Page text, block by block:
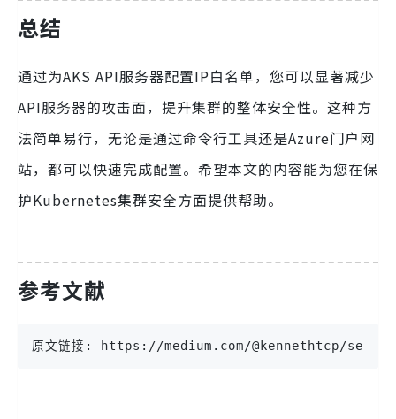
总结
通过为AKS API服务器配置IP白名单，您可以显著减少
API服务器的攻击面，提升集群的整体安全性。这种方
法简单易行，无论是通过命令行工具还是Azure门户网
站，都可以快速完成配置。希望本文的内容能为您在保
护Kubernetes集群安全方面提供帮助。
参考文献
原文链接: https://medium.com/@kennethtcp/